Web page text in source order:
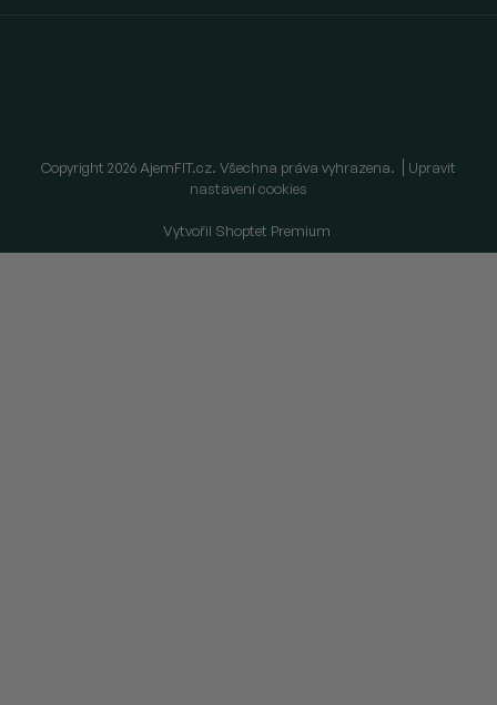
Vytvořil Shoptet Premium
Copyright 2026 AjemFIT.cz. Všechna práva vyhrazena.
Upravit
nastavení cookies